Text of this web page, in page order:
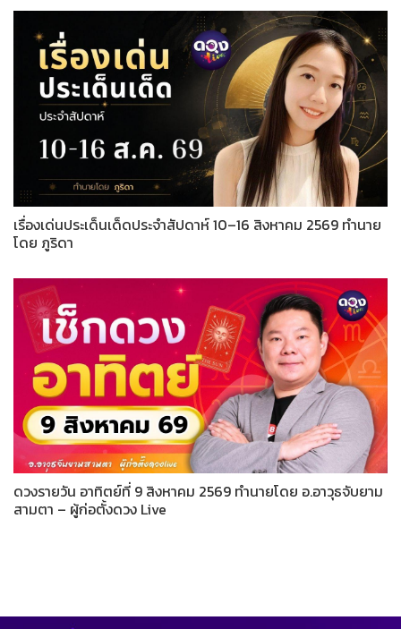
เรื่องเด่นประเด็นเด็ดประจำสัปดาห์ 10–16 สิงหาคม 2569 ทำนาย
โดย ภูริดา
ดวงรายวัน อาทิตย์ที่ 9 สิงหาคม 2569 ทำนายโดย อ.อาวุธจับยาม
สามตา – ผู้ก่อตั้งดวง Live